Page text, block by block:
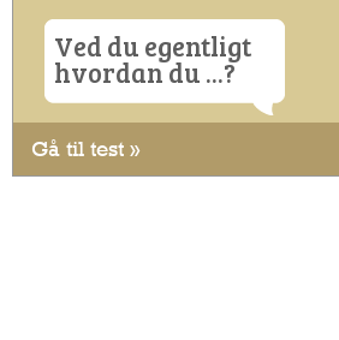
Ved du egentligt
hvordan du ...?
Gå til test »